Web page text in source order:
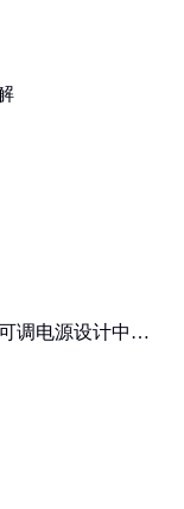
调电源设计中的